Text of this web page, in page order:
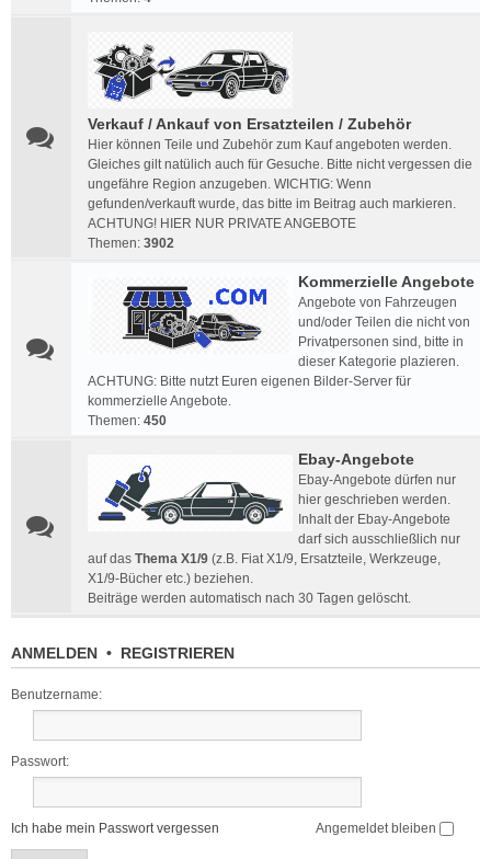
Verkauf / Ankauf von Ersatzteilen / Zubehör
Hier können Teile und Zubehör zum Kauf angeboten werden.
Gleiches gilt natülich auch für Gesuche. Bitte nicht vergessen die
ungefähre Region anzugeben. WICHTIG: Wenn
gefunden/verkauft wurde, das bitte im Beitrag auch markieren.
ACHTUNG! HIER NUR PRIVATE ANGEBOTE
Themen: 3902
Kommerzielle Angebote
Angebote von Fahrzeugen
und/oder Teilen die nicht von
Privatpersonen sind, bitte in
dieser Kategorie plazieren.
ACHTUNG: Bitte nutzt Euren eigenen Bilder-Server für
kommerzielle Angebote.
Themen: 450
Ebay-Angebote
Ebay-Angebote dürfen nur
hier geschrieben werden.
Inhalt der Ebay-Angebote
darf sich ausschließlich nur
auf das Thema X1/9 (z.B. Fiat X1/9, Ersatzteile, Werkzeuge,
X1/9-Bücher etc.) beziehen.
Beiträge werden automatisch nach 30 Tagen gelöscht.
ANMELDEN • REGISTRIEREN
Benutzername:
Passwort:
Ich habe mein Passwort vergessen Angemeldet bleiben